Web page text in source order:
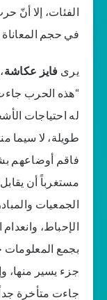
في حجم المعاناة
يرى فايز عكاشة
“هذه الحرب
له احتياجات
فاقم أوضاعهم
مستغرباً أن
الجمعيات
الإحباط،
بجمع المعلومات
جزء يسير
جاءت متأخرة